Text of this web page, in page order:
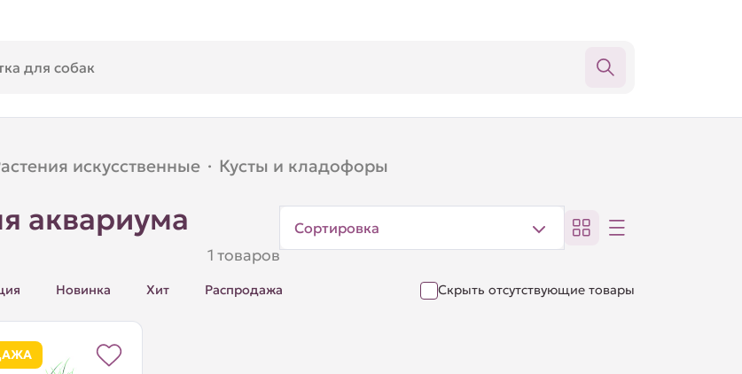
искусственные · Кусты и кладофоры
аквариума
1 товаров
Сортировка
Новинка Хит Распродажа Скрыть отсутствующие товары